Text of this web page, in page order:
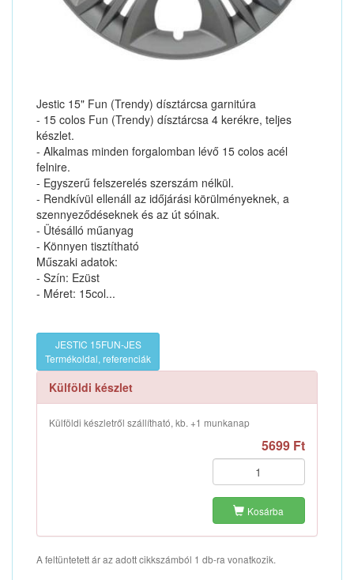
Jestic 15" Fun (Trendy) dísztárcsa garnitúra
- 15 colos Fun (Trendy) dísztárcsa 4 kerékre, teljes
készlet.
- Alkalmas minden forgalomban lévő 15 colos acél
felnire.
- Egyszerű felszerelés szerszám nélkül.
- Rendkívül ellenáll az időjárási körülményeknek, a
szennyeződéseknek és az út sóinak.
- Ütésálló műanyag
- Könnyen tisztítható
Műszaki adatok:
- Szín: Ezüst
- Méret: 15col...
JESTIC 15FUN-JES
Termékoldal, referenciák
Külföldi készlet
Külföldi készletről szállítható, kb. +1 munkanap
5699 Ft
Kosárba
A feltüntetett ár az adott cikkszámból 1 db-ra vonatkozik.